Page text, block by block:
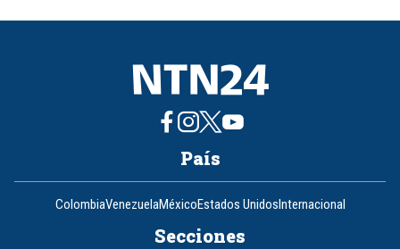
8
País
ColombiaVenezuelaMéxicoEstados UnidosInternacional
Secciones